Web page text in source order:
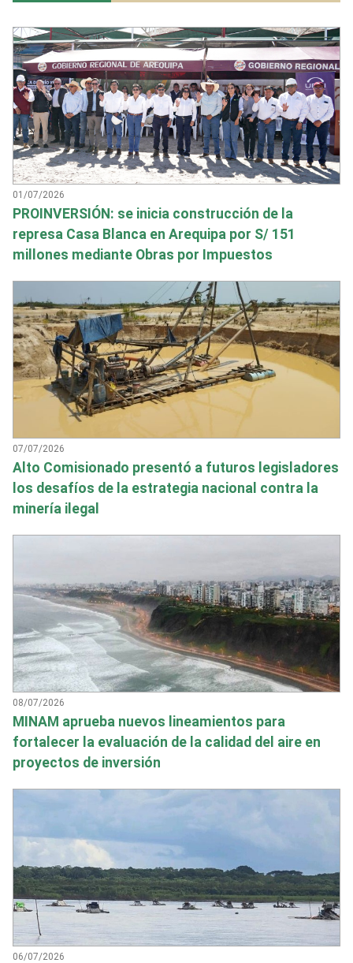
01/07/2026
PROINVERSIÓN: se inicia construcción de la
represa Casa Blanca en Arequipa por S/ 151
millones mediante Obras por Impuestos
07/07/2026
Alto Comisionado presentó a futuros legisladores
los desafíos de la estrategia nacional contra la
minería ilegal
08/07/2026
MINAM aprueba nuevos lineamientos para
fortalecer la evaluación de la calidad del aire en
proyectos de inversión
06/07/2026